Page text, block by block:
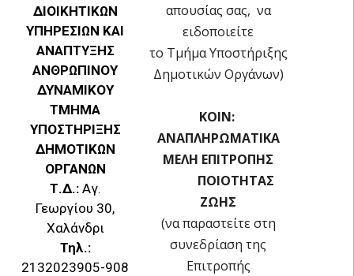
ΔΙΟΙΚΗΤΙΚΩΝ
ΥΠΗΡΕΣΙΩΝ ΚΑΙ
ΑΝΑΠΤΥΞΗΣ
ΑΝΘΡΩΠΙΝΟΥ
ΔΥΝΑΜΙΚΟΥ
ΤΜΗΜΑ
ΥΠΟΣΤΗΡΙΞΗΣ
ΔΗΜΟΤΙΚΩΝ
ΟΡΓΑΝΩΝ
Τ.Δ.:Αγ.
Γεωργίου 30,
Χαλάνδρι
Τηλ.:
2132023905-908
απουσίας σας, να
ειδοποιείτε
το Τμήμα Υποστήριξης
Δημοτικών Οργάνων)
ΚΟΙΝ:
ΑΝΑΠΛΗΡΩΜΑΤΙΚΑ
ΜΕΛΗ ΕΠΙΤΡΟΠΗΣ
ΠΟΙΟΤΗΤΑΣ
ΖΩΗΣ
(να παραστείτε στη
συνεδρίαση της
Επιτροπής